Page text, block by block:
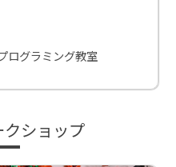
ログラミング教室
ショップ